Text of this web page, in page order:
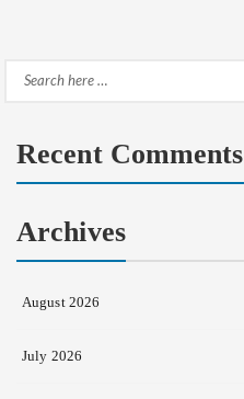
Search
Recent Comments
Archives
August 2026
July 2026